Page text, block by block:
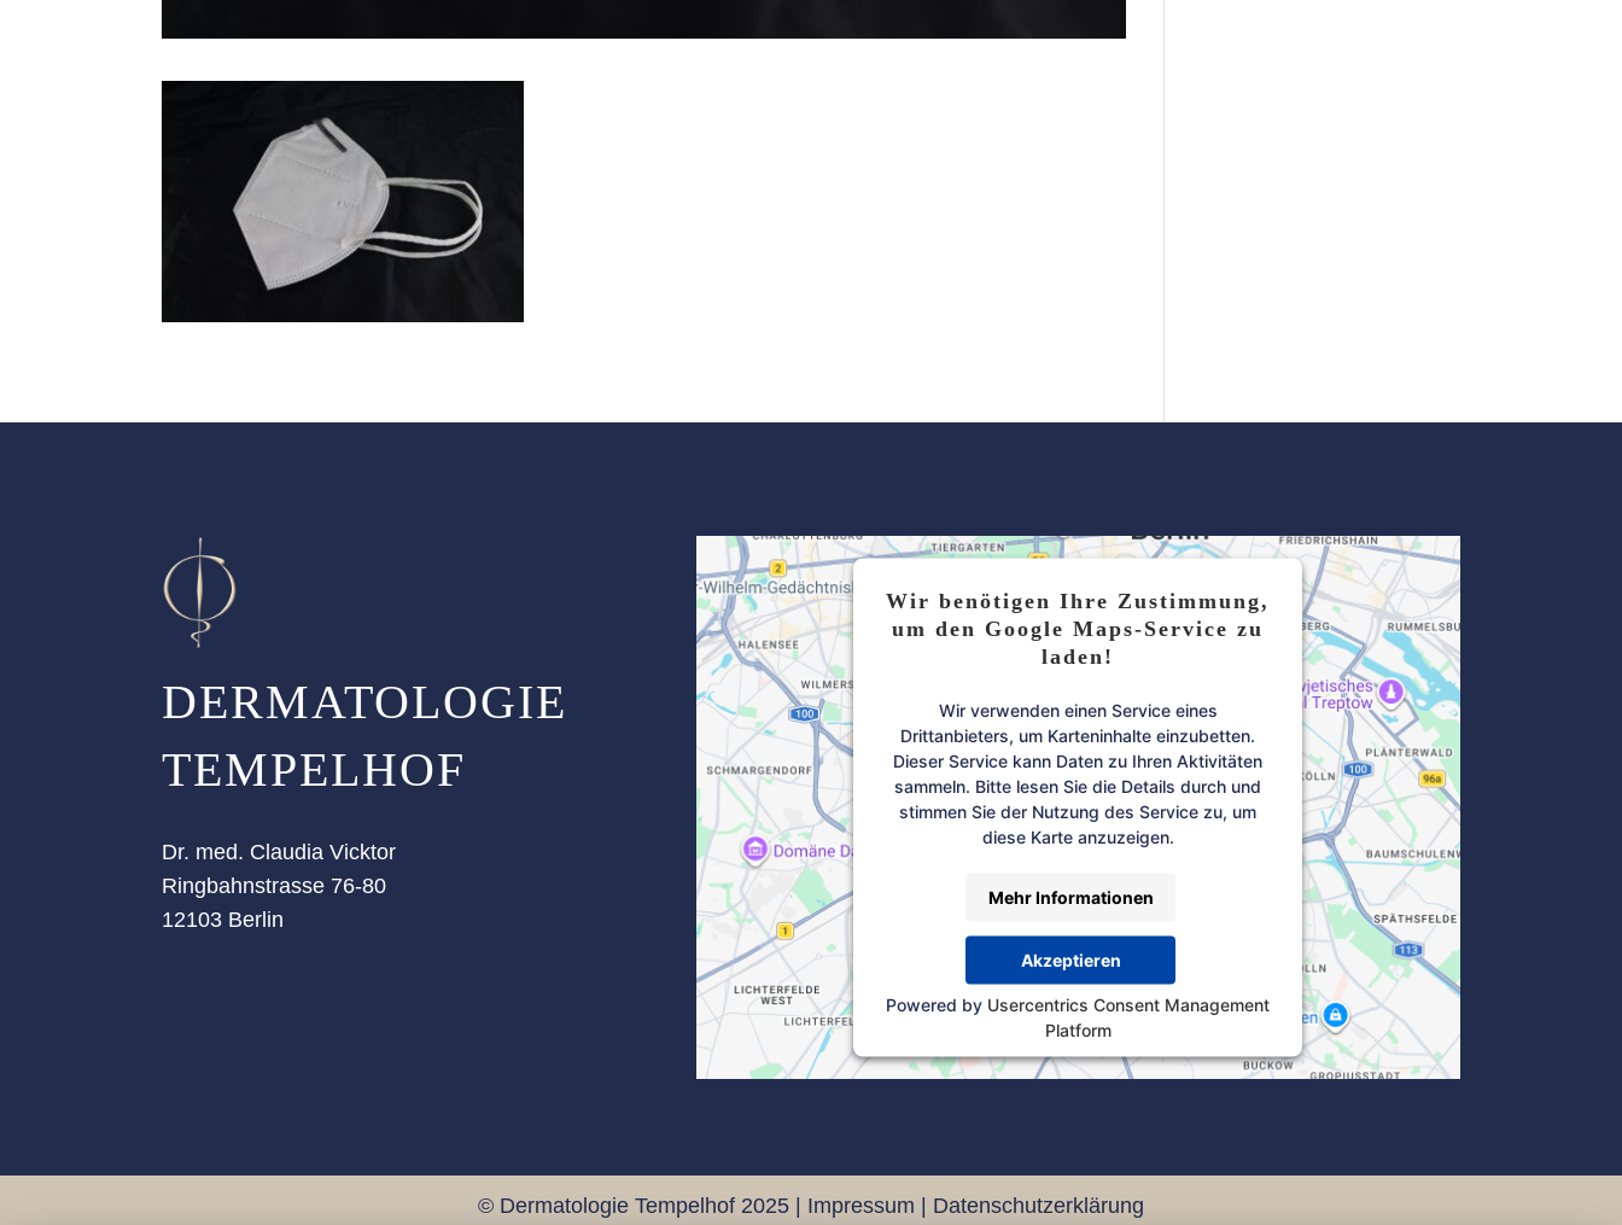
DERMATOLOGIE
TEMPELHOF
Dr. med. Claudia Vicktor
Ringbahnstrasse 76-80
12103 Berlin
Wir benötigen Ihre Zustimmung,
um den Google Maps-Service zu
laden!
Wir verwenden einen Service eines
Drittanbieters, um Karteninhalte einzubetten.
Dieser Service kann Daten zu Ihren Aktivitäten
sammeln. Bitte lesen Sie die Details durch und
stimmen Sie der Nutzung des Service zu, um
diese Karte anzuzeigen.
Mehr Informationen
Akzeptieren
Powered by Usercentrics Consent Management
Platform
© Dermatologie Tempelhof 2025 | Impressum Datenschutzerklärung